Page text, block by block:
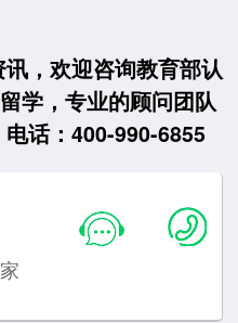
，欢迎咨询教育部认
学，专业的顾问团队
话：400-990-6855